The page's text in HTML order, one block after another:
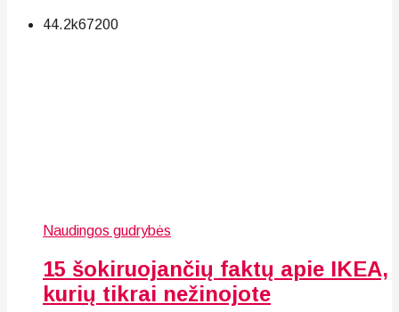
44.2k67200
Naudingos gudrybės
15 šokiruojančių faktų apie IKEA,
kurių tikrai nežinojote